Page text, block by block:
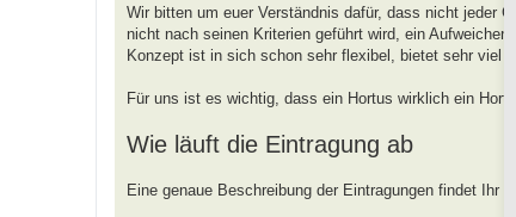
Wir bitten um euer Verständnis dafür, dass nicht jeder
nicht nach seinen Kriterien geführt wird, ein
Konzept ist in sich schon sehr flexibel, bietet sehr viel
Für uns ist es wichtig, dass ein Hortus wirklich ein
Wie läuft die Eintragung ab
Eine genaue Beschreibung der Eintragungen findet Ihr